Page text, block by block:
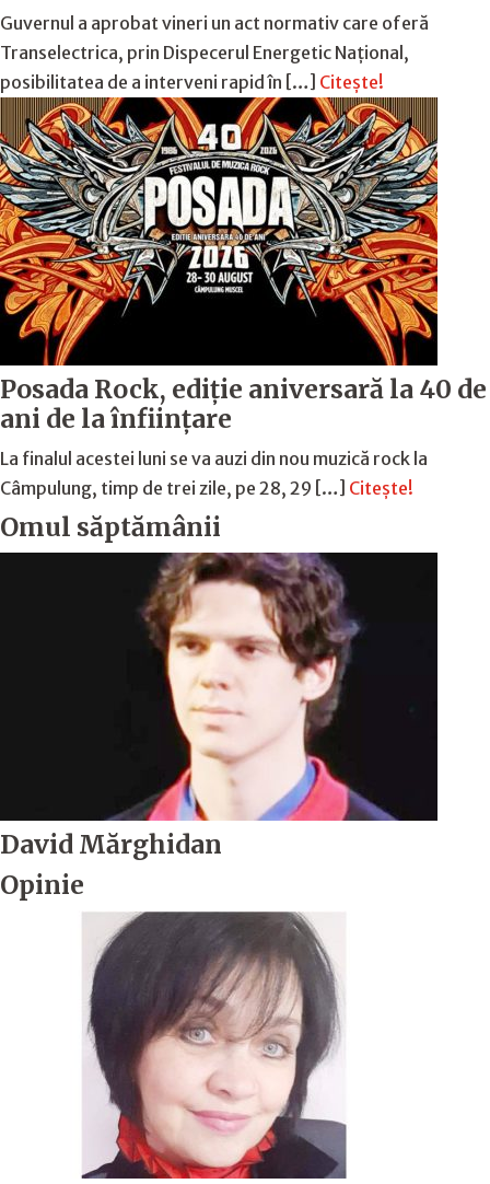
Guvernul a aprobat vineri un act normativ care oferă
Transelectrica, prin Dispecerul Energetic Național,
posibilitatea de a interveni rapid în […] Citește!
Posada Rock, ediţie aniversară la 40 de
ani de la înfiinţare
La finalul acestei luni se va auzi din nou muzică rock la
Câmpulung, timp de trei zile, pe 28, 29 […] Citește!
Omul săptămânii
David Mărghidan
Opinie